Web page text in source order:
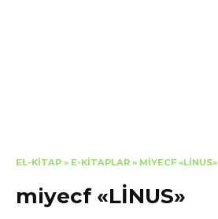
EL-KITAP » E-KITAPLAR » MIYECF «LİNUS»
miyecf «LİNUS»